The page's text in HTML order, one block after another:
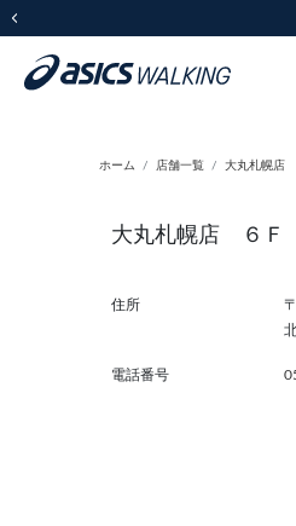
ホーム 店舗一覧 大丸札幌店
大丸札幌店 ６Ｆ
住所
電話番号